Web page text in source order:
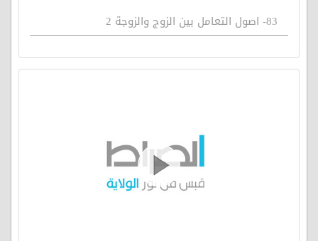
83- اصول التعامل بين الزوج والزوجة 2